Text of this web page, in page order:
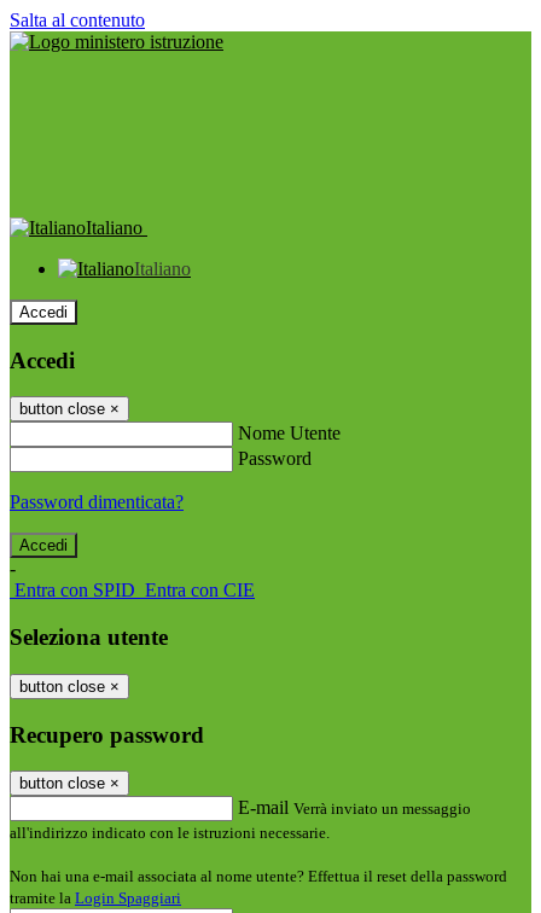
Salta al contenuto
Italiano
Italiano
Accedi
Accedi
button close ×
Nome Utente
Password
Password dimenticata?
-
Entra con SPID Entra con CIE
Seleziona utente
button close ×
Recupero password
button close ×
E-mail Verrà inviato un messaggio
all'indirizzo indicato con le istruzioni necessarie.
Non hai una e-mail associata al nome utente? Effettua il reset della password
tramite la Login Spaggiari